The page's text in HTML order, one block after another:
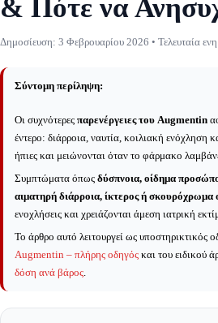
& Πότε να
Δημοσίευση: 3 Φεβρουαρίου 2026 • Τελευταία
Σύντομη περίληψη:
Οι συχνότερες παρενέργειες του Augmentin
έντερο: διάρροια, ναυτία, κοιλιακή ενόχληση
ήπιες και μειώνονται όταν το φάρμακο
Συμπτώματα όπως δύσπνοια, οίδημα
αιματηρή διάρροια, ίκτερος ή σκουρόχρωμα
ενοχλήσεις και χρειάζονται άμεση ιατρική
Το άρθρο αυτό λειτουργεί ως υποστηρικτικός
Augmentin – πλήρης οδηγός και του ειδικού
δόση ανά βάρος.